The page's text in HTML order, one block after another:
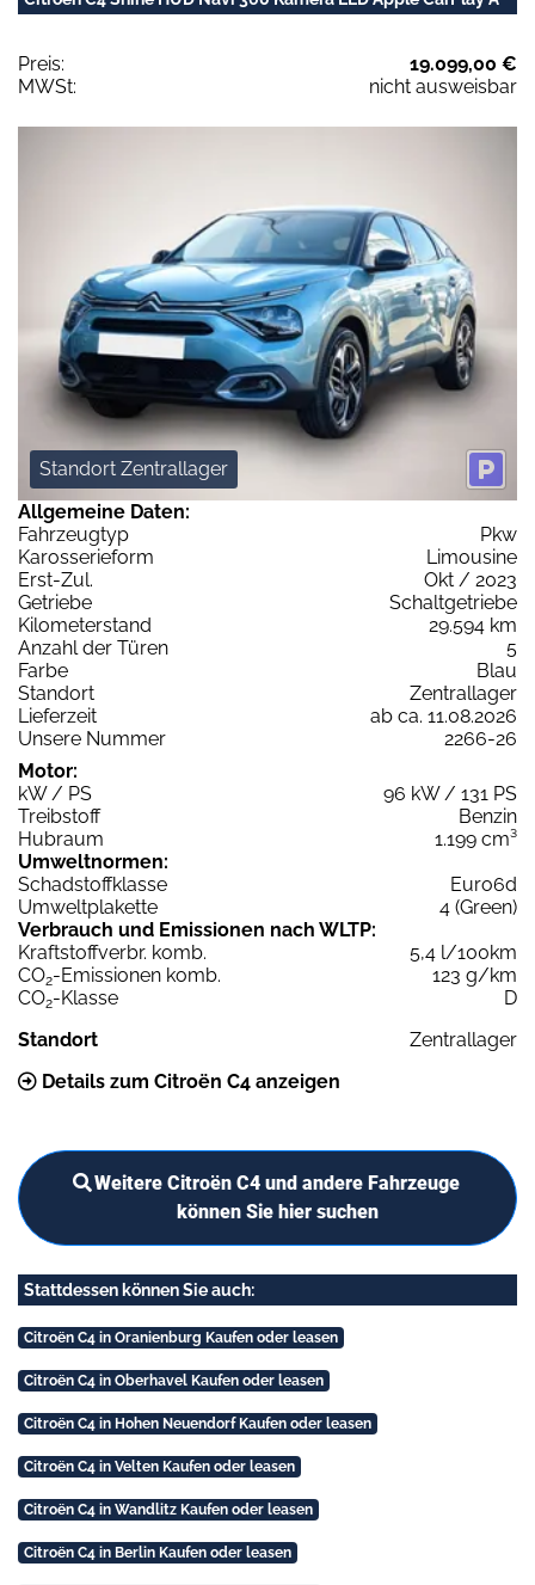
Preis:
19.099,00 €
MWSt:
nicht ausweisbar
Standort Zentrallager
Allgemeine Daten:
Fahrzeugtyp
Pkw
Karosserieform
Limousine
Erst-Zul.
Okt / 2023
Getriebe
Schaltgetriebe
Kilometerstand
29.594 km
Anzahl der Türen
5
Farbe
Blau
Standort
Zentrallager
Lieferzeit
ab ca. 11.08.2026
Unsere Nummer
2266-26
Motor:
kW / PS
96 kW / 131 PS
Treibstoff
Benzin
Hubraum
1.199 cm³
Umweltnormen:
Schadstoffklasse
Euro6d
Umweltplakette
4 (Green)
Verbrauch und Emissionen nach WLTP:
Kraftstoffverbr. komb.
5,4 l/100km
CO2-Emissionen komb.
123 g/km
CO2-Klasse
D
Standort
Zentrallager
Details zum Citroën C4 anzeigen
Weitere Citroën C4 und andere Fahrzeuge
können Sie hier suchen
Stattdessen können Sie auch:
Citroën C4 in Oranienburg Kaufen oder leasen
Citroën C4 in Oberhavel Kaufen oder leasen
Citroën C4 in Hohen Neuendorf Kaufen oder leasen
Citroën C4 in Velten Kaufen oder leasen
Citroën C4 in Wandlitz Kaufen oder leasen
Citroën C4 in Berlin Kaufen oder leasen